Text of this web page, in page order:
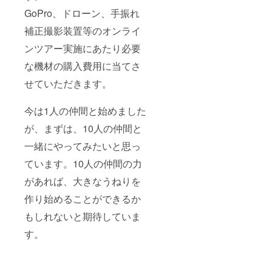
GoPro、ドローン、手振れ
補正撮影装置等のオンライ
ンツアー実施にあたり必要
な機材の購入費用に当てさ
せていただきます。
今は1人の仲間と始めました
が、まずは、10人の仲間と
一緒にやってみたいと思っ
ています。10人の仲間の力
があれば、大きなうねりを
作り始めることができるか
もしれないと期待していま
す。